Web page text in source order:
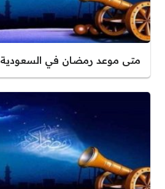
متى موعد رمضان في السعودية 1447 – 2026